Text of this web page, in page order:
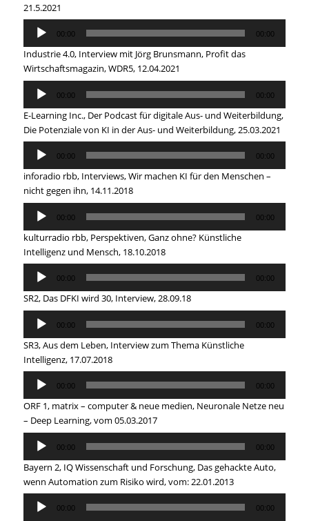
21.5.2021
Audio
Player
00:00 00:00
Industrie 4.0, Interview mit Jörg Brunsmann, Profit das
Wirtschaftsmagazin, WDR5, 12.04.2021
Audio
Player
00:00 00:00
E-Learning Inc., Der Podcast für digitale Aus- und Weiterbildung,
Die Potenziale von KI in der Aus- und Weiterbildung, 25.03.2021
Audio
Player
00:00 00:00
inforadio rbb, Interviews, Wir machen KI für den Menschen –
nicht gegen ihn, 14.11.2018
Audio
Player
00:00 00:00
kulturradio rbb, Perspektiven, Ganz ohne? Künstliche
Intelligenz und Mensch, 18.10.2018
Audio
Player
00:00 00:00
SR2, Das DFKI wird 30, Interview, 28.09.18
Audio
Player
00:00 00:00
SR3, Aus dem Leben, Interview zum Thema Künstliche
Intelligenz, 17.07.2018
Audio
Player
00:00 00:00
ORF 1, matrix – computer & neue medien, Neuronale Netze neu
– Deep Learning, vom 05.03.2017
Audio
Player
00:00 00:00
Bayern 2, IQ Wissenschaft und Forschung, Das gehackte Auto,
wenn Automation zum Risiko wird, vom: 22.01.2013
Audio
Player
00:00 00:00